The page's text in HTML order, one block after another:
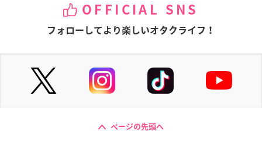
OFFICIAL SNS
フォローしてより楽しいオタクライフ！
ページの先頭へ